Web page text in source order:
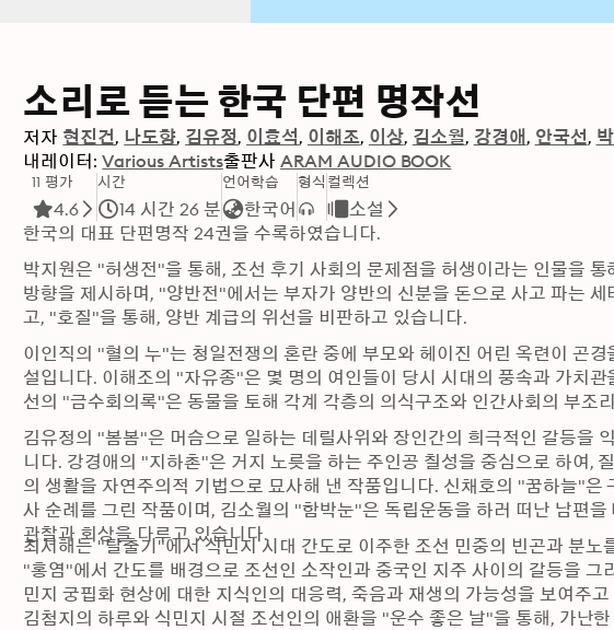
소리로 듣는 한국 단편 명작선
저자 현진건 나도향 김유정 이효석 이해조 이상 김소월 강경애 안국선
내레이터: Various Artists출판사 ARAM AUDIO BOOK
11 평가
4.6
시간
14 시간 26 분
언어학습
한국어
형식 컬렉션
소설
한국의 대표 단편명작 24권을 수록하였습니다.
박지원은 "허생전"을 통해, 조선 후기 사회의 문제점을 허생이라는 인물을
방향을 제시하며, "양반전"에서는 부자가 양반의 신분을 돈으로 사고 파는
이인직의 "혈의 누"는 청일전쟁의 혼란 중에 부모와 헤이진 어린 옥련이 곤
설입니다. 이해조의 "자유종"은 몇 명의 여인들이 당시 시대의 풍속과 가치
김유정의 "봄봄"은 머슴으로 일하는 데릴사위와 장인간의 희극적인 갈등을
니다. 강경애의 "지하촌"은 거지 노릇을 하는 주인공 칠성을 중심으로 하여,
의 생활을 자연주의적 기법으로 묘사해 낸 작품입니다. 신채호의 "꿈하늘"은
사 순례를 그린 작품이며, 김소월의 "함박눈"은 독립운동을 하러 떠난 남편을
관찰과 회상을 다루고 있습니다.
최서해는 "탈출기"에서 식민지 시대 간도로 이주한 조선 민중의 빈곤과 분노
"홍염"에서 간도를 배경으로 조선인 소작인과 중국인 지주 사이의 갈등을 그
민지 궁핍화 현상에 대한 지식인의 대응력, 죽음과 재생의 가능성을 보여주
김첨지의 하루와 식민지 시절 조선인의 애환을 "운수 좋은 날"을 통해, 가난